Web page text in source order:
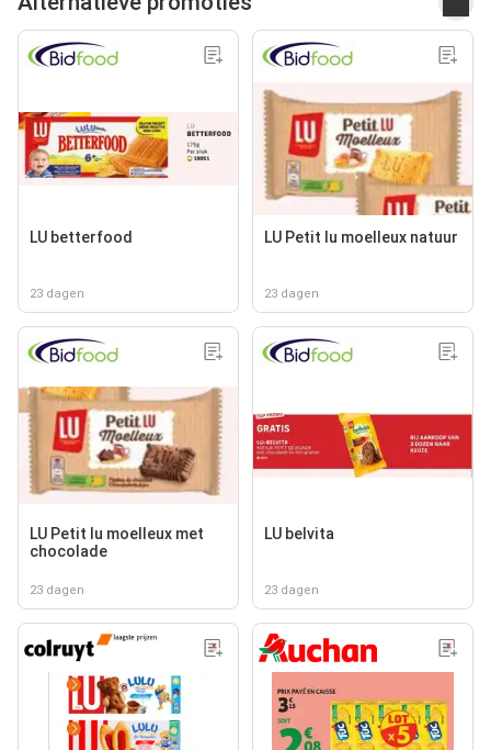
LU betterfood
23 dagen
LU Petit lu moelleux natuur
23 dagen
LU Petit lu moelleux met
chocolade
23 dagen
LU belvita
23 dagen